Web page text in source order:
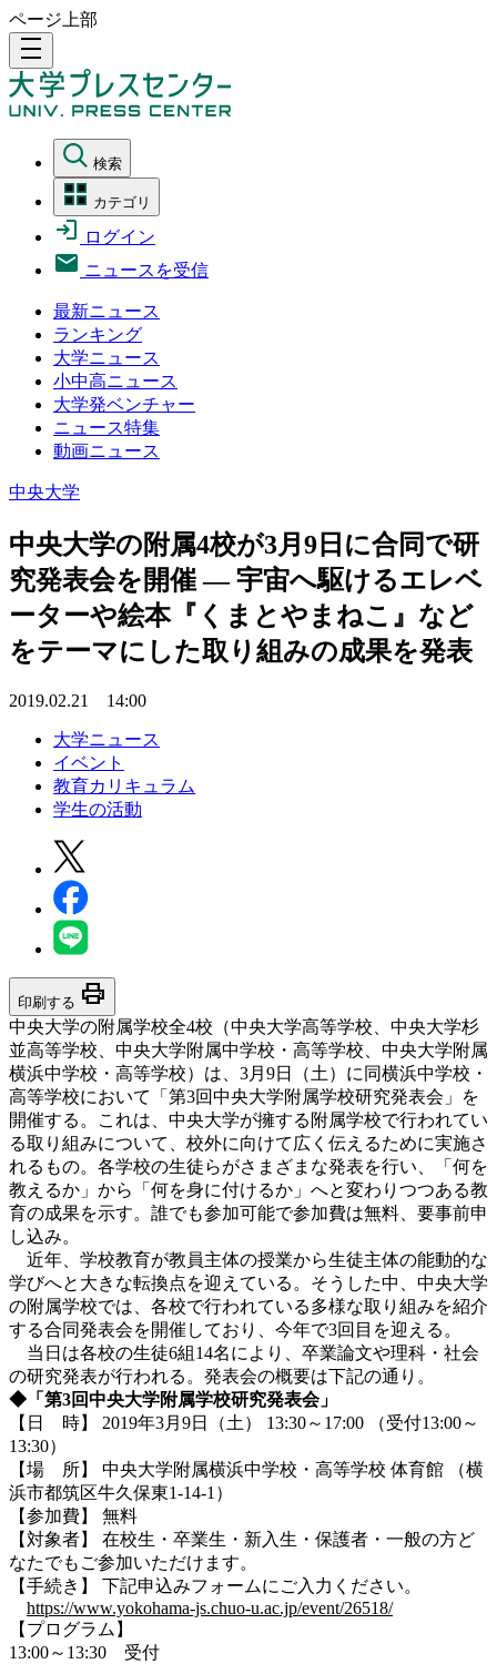
ページ上部
density_medium
検索
カテゴリ
ログイン
ニュースを受信
最新ニュース
ランキング
大学ニュース
小中高ニュース
大学発ベンチャー
ニュース特集
動画ニュース
中央大学
中央大学の附属4校が3月9日に合同で研
究発表会を開催 — 宇宙へ駆けるエレベ
ーターや絵本『くまとやまねこ』など
をテーマにした取り組みの成果を発表
2019.02.21 14:00
大学ニュース
イベント
教育カリキュラム
学生の活動
印刷する print
中央大学の附属学校全4校（中央大学高等学校、中央大学杉
並高等学校、中央大学附属中学校・高等学校、中央大学附属
横浜中学校・高等学校）は、3月9日（土）に同横浜中学校・
高等学校において「第3回中央大学附属学校研究発表会」を
開催する。これは、中央大学が擁する附属学校で行われてい
る取り組みについて、校外に向けて広く伝えるために実施さ
れるもの。各学校の生徒らがさまざまな発表を行い、「何を
教えるか」から「何を身に付けるか」へと変わりつつある教
育の成果を示す。誰でも参加可能で参加費は無料、要事前申
し込み。
近年、学校教育が教員主体の授業から生徒主体の能動的な
学びへと大きな転換点を迎えている。そうした中、中央大学
の附属学校では、各校で行われている多様な取り組みを紹介
する合同発表会を開催しており、今年で3回目を迎える。
当日は各校の生徒6組14名により、卒業論文や理科・社会
の研究発表が行われる。発表会の概要は下記の通り。
◆「第3回中央大学附属学校研究発表会」
【日 時】 2019年3月9日（土） 13:30～17:00 （受付13:00～
13:30）
【場 所】 中央大学附属横浜中学校・高等学校 体育館 （横
浜市都筑区牛久保東1-14-1）
【参加費】 無料
【対象者】 在校生・卒業生・新入生・保護者・一般の方ど
なたでもご参加いただけます。
【手続き】 下記申込みフォームにご入力ください。
https://www.yokohama-js.chuo-u.ac.jp/event/26518/
【プログラム】
13:00～13:30 受付